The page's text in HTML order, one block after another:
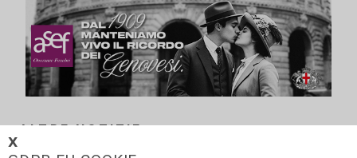
𝗫
ALTRE NOTIZIE